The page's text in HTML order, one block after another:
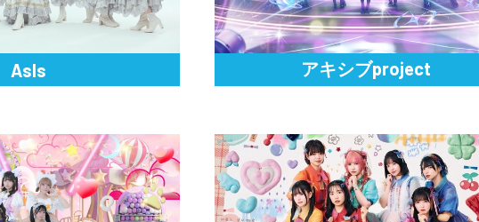
AsIs アキシブproject